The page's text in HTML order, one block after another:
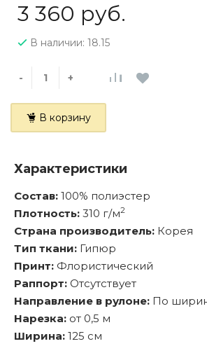
3 360 руб.
В наличии: 18.15
- +
В корзину
Характеристики
Состав: 100% полиэстер
Плотность: 310 г/м2
Страна производитель: Корея
Тип ткани: Гипюр
Принт: Флористический
Раппорт: Отсутствует
Направление в рулоне: По
Нарезка: от 0,5 м
Ширина: 125 см